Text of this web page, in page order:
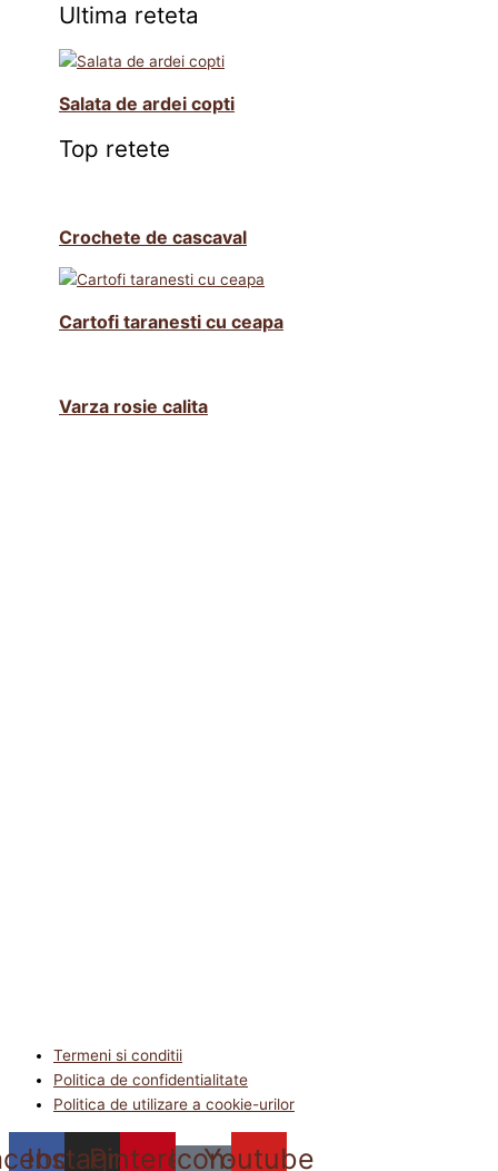
Ultima reteta
Salata de ardei copti
Top retete
Crochete de cascaval
Cartofi taranesti cu ceapa
Varza rosie calita
Termeni si conditii
Politica de confidentialitate
Politica de utilizare a cookie-urilor
Instagram
Pinterest
Icon-Youtube